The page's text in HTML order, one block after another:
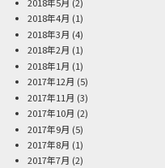
2018年4月 (1)
2018年3月 (4)
2018年2月 (1)
2018年1月 (1)
2017年12月 (5)
2017年11月 (3)
2017年10月 (2)
2017年9月 (5)
2017年8月 (1)
2017年7月 (2)